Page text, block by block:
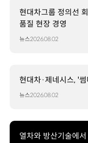
현대차그룹 정의선 회장, 유럽 전략 소형 전
품질 현장 경영
뉴스2026.08.02
현대차·제네시스, '
뉴스2026.08.02
열차와 방산기술에